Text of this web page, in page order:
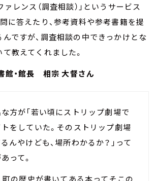
ァレンス（調査相談）」というサービス
に答えたり、参考資料や参考書籍を提
ですが、調査相談の中できっかけとな
教えてくれました。
館・館長 相宗 大督さん
方が「若い頃にストリップ劇場で
をしていた。そのストリップ劇場
んやけども、場所わかるか？」って
って。
町の歴史が書いてある本ってそこの